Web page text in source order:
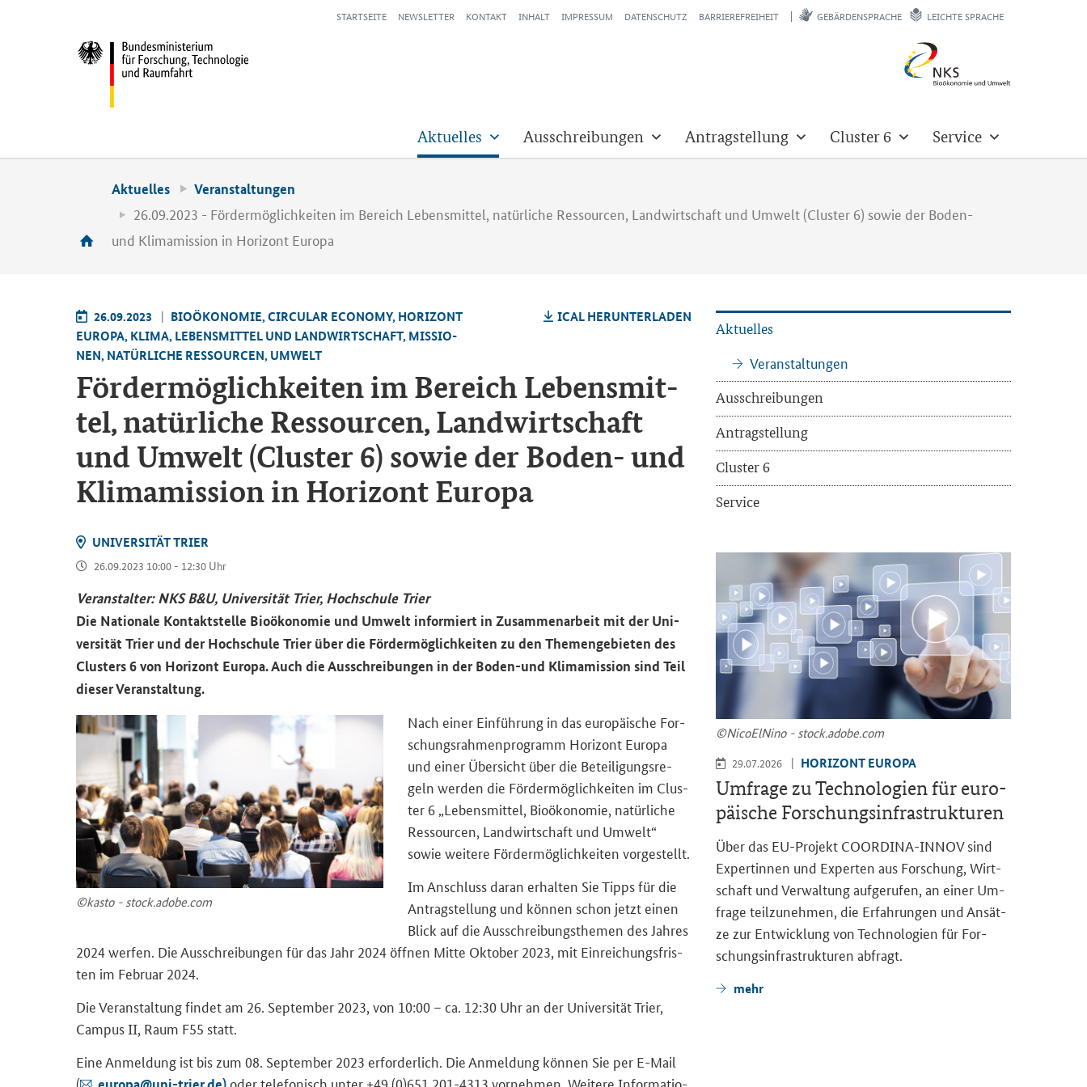
STARTSEITE NEWSLETTER KONTAKT INHALT IMPRESSUM DATENSCHUTZ BARRIEREFREIHEIT GEBÄRDENSPRACHE LEICHTE SPRACHE
Aktuelles Ausschreibungen Antragstellung Cluster 6 Service
Aktuelles Veranstaltungen
26.09.2023 - Fördermöglichkeiten im Bereich Lebensmittel, natürliche Ressourcen, Landwirtschaft und Umwelt (Cluster 6) sowie der Boden-
und Klimamission in Horizont Europa
26.09.2023
BIO­ÖKO­NO­MIE, CIR­CU­LAR ECO­NO­MY, HO­RI­ZONT
EU­RO­PA, KLIMA, LE­BENS­MIT­TEL UND LAND­WIRT­SCHAFT, MIS­SIO­
NEN, NA­TÜR­LI­CHE RES­SOUR­CEN, UM­WELT
ICAL HER­UN­TER­LA­DEN
För­der­mög­lich­kei­ten im Be­reich Le­bens­mit­
tel, na­tür­li­che Res­sour­cen, Land­wirt­schaft
und Um­welt (Clus­ter 6) sowie der Boden-​ und
Kli­ma­mis­si­on in Ho­ri­zont Eu­ro­pa
UNI­VER­SI­TÄT TRIER
26.09.2023 10:00 - 12:30 Uhr
Ver­an­stal­ter: NKS B&U, Uni­ver­si­tät Trier, Hoch­schu­le Trier
Die Na­tio­na­le Kon­takt­stel­le Bio­öko­no­mie und Um­welt in­for­miert in Zu­sam­men­ar­beit mit der Uni­
ver­si­tät Trier und der Hoch­schu­le Trier über die För­der­mög­lich­kei­ten zu den The­men­ge­bie­ten des
Clus­ters 6 von Ho­ri­zont Eu­ro­pa. Auch die Aus­schrei­bun­gen in der Boden-​und Kli­ma­mis­si­on sind Teil
die­ser Ver­an­stal­tung.
©kasto - stock.adobe.com
Nach einer Ein­füh­rung in das eu­ro­päi­sche For­
schungs­rah­men­pro­gramm Ho­ri­zont Eu­ro­pa
und einer Über­sicht über die Be­tei­li­gungs­re­
geln wer­den die För­der­mög­lich­kei­ten im Clus­
ter 6 „Le­bens­mit­tel, Bio­öko­no­mie, na­tür­li­che
Res­sour­cen, Land­wirt­schaft und Um­welt“
sowie wei­te­re För­der­mög­lich­kei­ten vor­ge­stellt.
Im An­schluss daran er­hal­ten Sie Tipps für die
An­trag­stel­lung und kön­nen schon jetzt einen
Blick auf die Aus­schrei­bungs­the­men des Jah­res
2024 wer­fen. Die Aus­schrei­bun­gen für das Jahr 2024 öff­nen Mitte Ok­to­ber 2023, mit Ein­rei­chungs­fris­
ten im Fe­bru­ar 2024.
Die Ver­an­stal­tung fin­det am 26. Sep­tem­ber 2023, von 10:00 – ca. 12:30 Uhr an der Uni­ver­si­tät Trier,
Cam­pus II, Raum F55 statt.
Eine An­mel­dung ist bis zum 08. Sep­tem­ber 2023 er­for­der­lich. Die An­mel­dung kön­nen Sie per E-​Mail
(
oder te­le­fo­nisch unter +49 (0)651 201-​4313 vor­neh­men. Wei­te­re In­for­ma­tio­
Ak­tu­el­les
Ver­an­stal­tun­gen
Aus­schrei­bun­gen
An­trag­stel­lung
Clus­ter 6
Ser­vice
©Ni­co­ElNi­no - stock.adobe.com
29.07.2026 HO­RI­ZONT EU­RO­PA
Um­fra­ge zu Tech­no­lo­gien für eu­ro­
päi­sche For­schungs­in­fra­struk­tu­ren
Über das EU-​Projekt COORDINA-​INNOV sind
Ex­per­tin­nen und Ex­per­ten aus For­schung, Wirt­
schaft und Ver­wal­tung auf­ge­ru­fen, an einer Um­
fra­ge teil­zu­neh­men, die Er­fah­run­gen und An­sät­
ze zur Ent­wick­lung von Tech­no­lo­gien für For­
schungs­in­fra­struk­tu­ren ab­fragt.
mehr